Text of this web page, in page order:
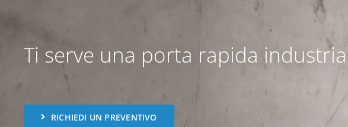
Ti serve una porta rapida
RICHIEDI UN PREVENTIVO